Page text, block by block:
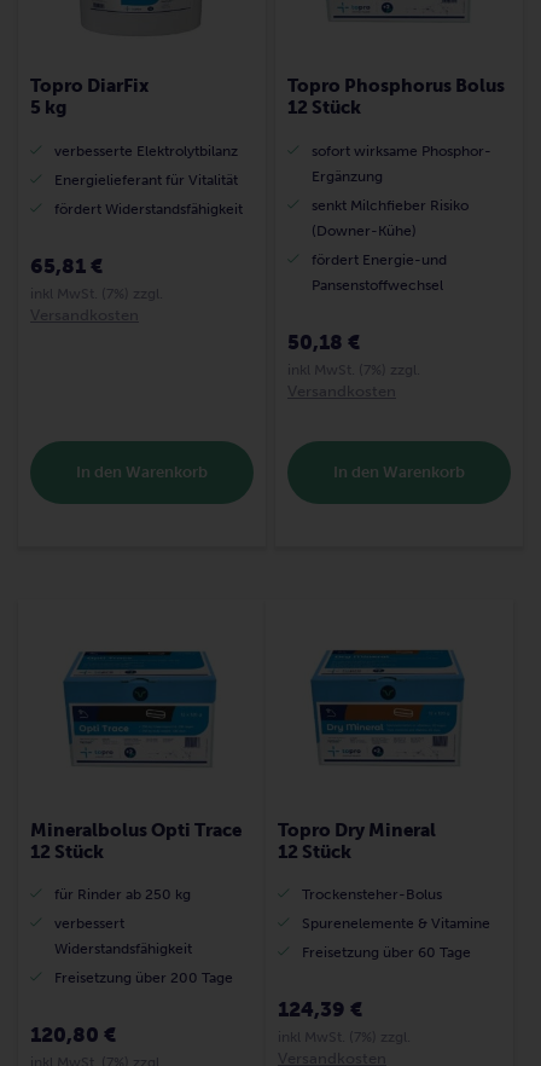
Topro DiarFix
5 kg
verbesserte Elektrolytbilanz
Energielieferant für Vitalität
fördert Widerstandsfähigkeit
65,81 €
In den Warenkorb
Topro Phosphorus Bolus
12 Stück
sofort wirksame Phosphor-
Ergänzung
senkt Milchfieber Risiko
(Downer-Kühe)
fördert Energie-und
Pansenstoffwechsel
50,18 €
In den Warenkorb
Mineralbolus Opti Trace
12 Stück
für Rinder ab 250 kg
verbessert
Widerstandsfähigkeit
Freisetzung über 200 Tage
120,80 €
Topro Dry Mineral
12 Stück
Trockensteher-Bolus
Spurenelemente & Vitamine
Freisetzung über 60 Tage
124,39 €